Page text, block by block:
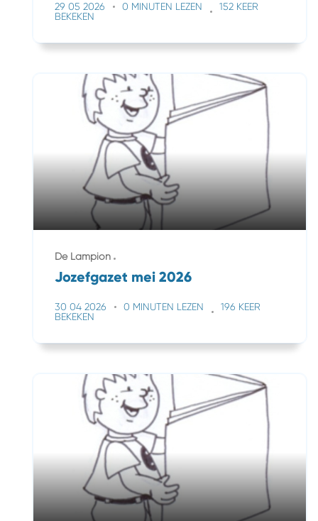
29 05 2026 0 MINUTEN LEZEN
152 KEER
BEKEKEN
De Lampion
Jozefgazet mei 2026
30 04 2026 0 MINUTEN LEZEN
196 KEER
BEKEKEN